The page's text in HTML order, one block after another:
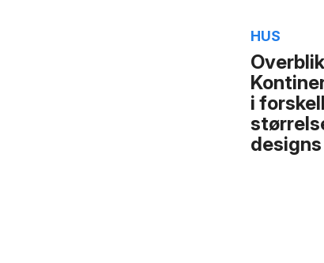
i
designs
HUS